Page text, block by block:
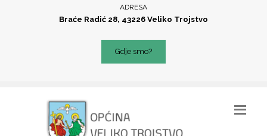
ADRESA
Braće Radić 28, 43226 Veliko Trojstvo
Gdje smo?